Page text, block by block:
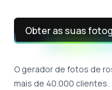
Obter as suas
O gerador de fotos de
mais de 40.000 clientes.